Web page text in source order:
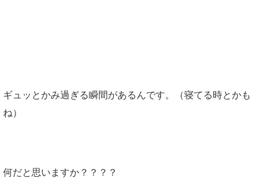
ギュッとかみ過ぎる瞬間があるんです。（寝てる時とかも
ね）
何だと思いますか？？？？